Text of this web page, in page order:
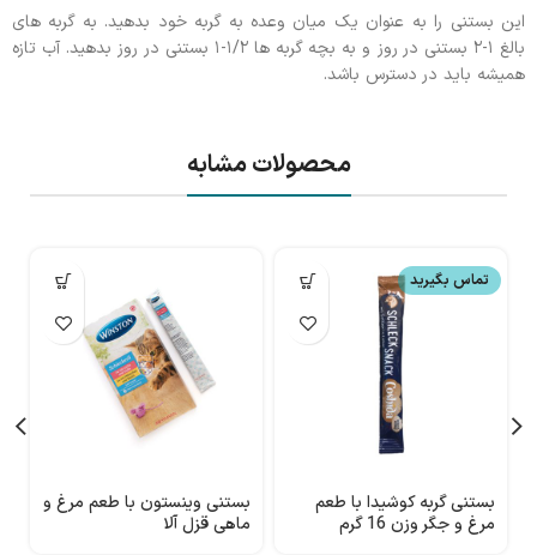
این بستنی را به عنوان یک میان وعده به گربه خود بدهید. به گربه های
بالغ ۱-۲ بستنی در روز و به بچه گربه ها ۱/۲-۱ بستنی در روز بدهید. آب تازه
همیشه باید در دسترس باشد.
محصولات مشابه
تماس بگیرید
بستنی گربه کوشیدا با طعم
مرغ و جگر وزن 16 گرم
بستنی وینستون با طعم مرغ و
ماهی قزل آلا